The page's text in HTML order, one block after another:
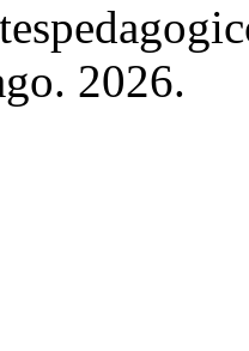
2026.